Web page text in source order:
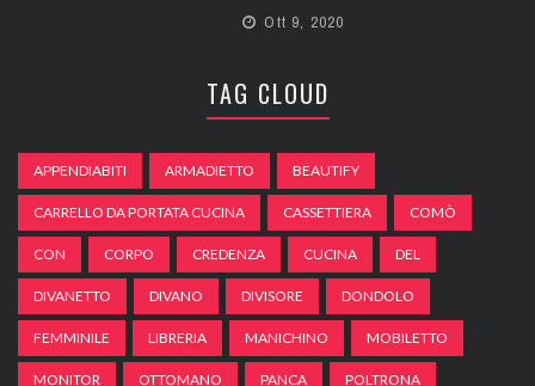
Ott 9, 2020
TAG CLOUD
APPENDIABITI ARMADIETTO BEAUTIFY
CARRELLO DA PORTATA CUCINA CASSETTIERA COMÒ
CON CORPO CREDENZA CUCINA DEL
DIVANETTO DIVANO DIVISORE DONDOLO
FEMMINILE LIBRERIA MANICHINO MOBILETTO
MONITOR OTTOMANO PANCA POLTRONA